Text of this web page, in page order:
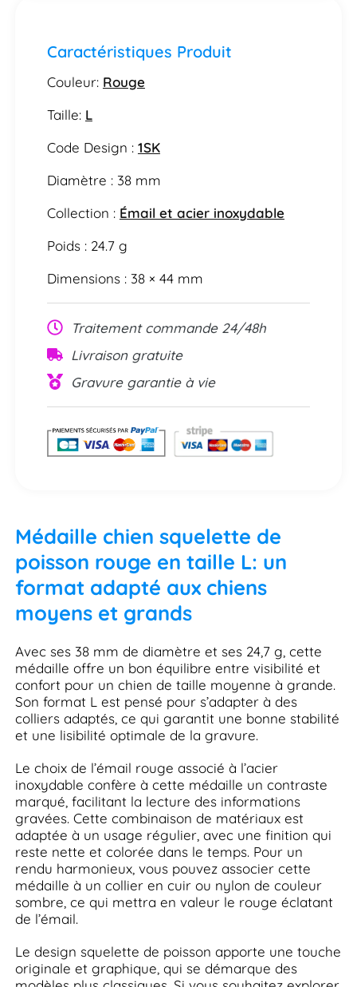
Caractéristiques Produit
Couleur: Rouge
Taille: L
Code Design : 1SK
Diamètre : 38 mm
Collection : Émail et acier inoxydable
Poids : 24.7 g
Dimensions : 38 × 44 mm
Traitement commande 24/48h
Livraison gratuite
Gravure garantie à vie
Médaille chien squelette de
poisson rouge en taille L: un
format adapté aux chiens
moyens et grands
Avec ses 38 mm de diamètre et ses 24,7 g, cette
médaille offre un bon équilibre entre visibilité et
confort pour un chien de taille moyenne à grande.
Son format L est pensé pour s’adapter à des
colliers adaptés, ce qui garantit une bonne stabilité
et une lisibilité optimale de la gravure.
Le choix de l’émail rouge associé à l’acier
inoxydable confère à cette médaille un contraste
marqué, facilitant la lecture des informations
gravées. Cette combinaison de matériaux est
adaptée à un usage régulier, avec une finition qui
reste nette et colorée dans le temps. Pour un
rendu harmonieux, vous pouvez associer cette
médaille à un collier en cuir ou nylon de couleur
sombre, ce qui mettra en valeur le rouge éclatant
de l’émail.
Le design squelette de poisson apporte une touche
originale et graphique, qui se démarque des